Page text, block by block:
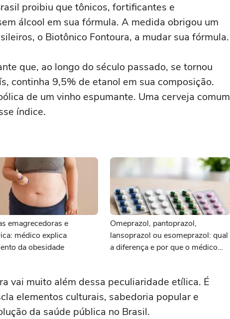
proibiu que tônicos, fortificantes e
álcool em sua fórmula. A medida obrigou um
o Biotônico Fontoura, a mudar sua fórmula.
que, ao longo do século passado, se tornou
continha 9,5% de etanol em sua composição.
de um vinho espumante. Uma cerveja comum
índice.
emagrecedoras e
médico explica
da obesidade
Omeprazol, pantoprazol,
lansoprazol ou esomeprazol: qual
a diferença e por que o médico
vai muito além dessa peculiaridade etílica. É
elementos culturais, sabedoria popular e
da saúde pública no Brasil.